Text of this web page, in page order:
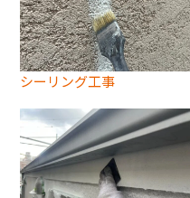
シーリング工事